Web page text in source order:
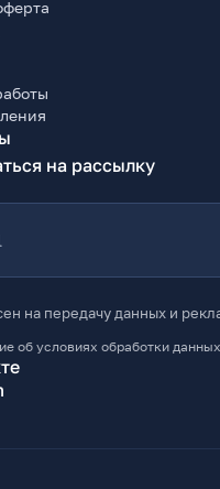
на рассылку
на передачу данных и
об условиях обработки